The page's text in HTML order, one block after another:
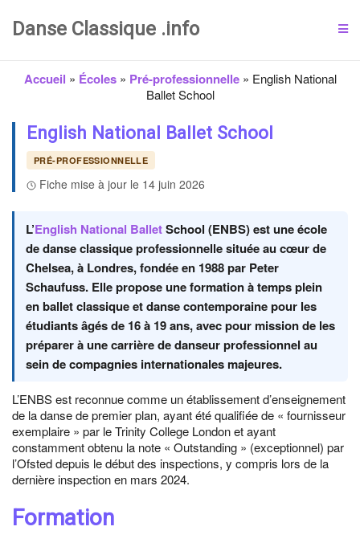
Danse Classique .info
Accueil » Écoles» Pré-professionnelle» English National
Ballet School
English National Ballet School
PRÉ-PROFESSIONNELLE
Fiche mise à jour le 14 juin 2026
L’English National BalletSchool (ENBS) est une école
de danse classique professionnelle située au cœur de
Chelsea, à Londres, fondée en 1988 par Peter
Schaufuss. Elle propose une formation à temps plein
en ballet classique et danse contemporaine pour les
étudiants âgés de 16 à 19 ans, avec pour mission de les
préparer à une carrière de danseur professionnel au
sein de compagnies internationales majeures.
L’ENBS est reconnue comme un établissement d’enseignement
de la danse de premier plan, ayant été qualifiée de « fournisseur
exemplaire » par le Trinity College London et ayant
constamment obtenu la note « Outstanding » (exceptionnel) par
l’Ofsted depuis le début des inspections, y compris lors de la
dernière inspection en mars 2024.
Formation